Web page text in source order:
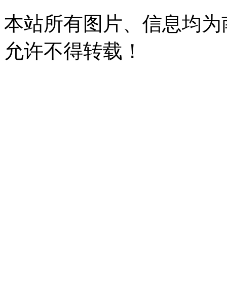
本站所有图片、信息均
允许不得转载！